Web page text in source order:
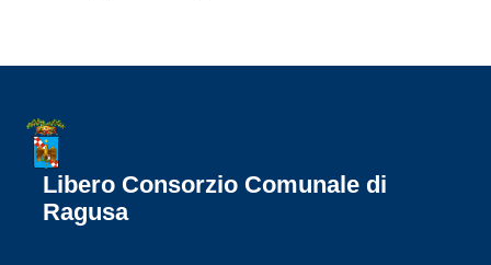
Libero Consorzio Comunale di
Ragusa